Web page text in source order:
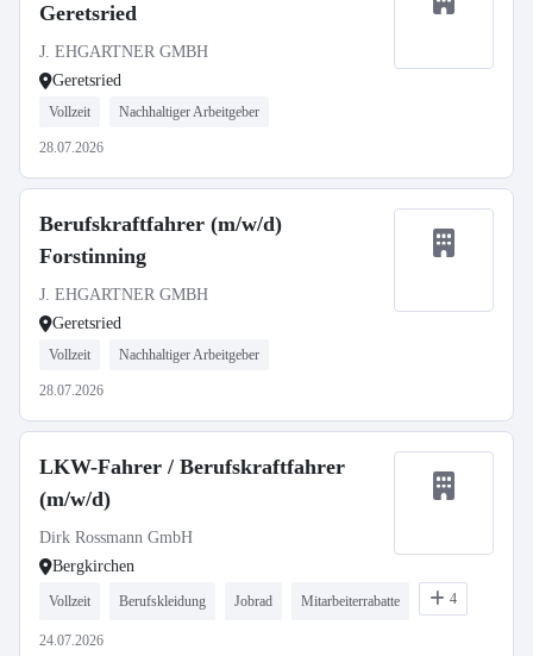
Geretsried
J. EHGARTNER GMBH
Geretsried
Vollzeit Nachhaltiger Arbeitgeber
28.07.2026
Berufskraftfahrer (m/w/d)
Forstinning
J. EHGARTNER GMBH
Geretsried
Vollzeit Nachhaltiger Arbeitgeber
28.07.2026
LKW-Fahrer / Berufskraftfahrer
(m/w/d)
Dirk Rossmann GmbH
Bergkirchen
Vollzeit Berufskleidung Jobrad Mitarbeiterrabatte 4
24.07.2026